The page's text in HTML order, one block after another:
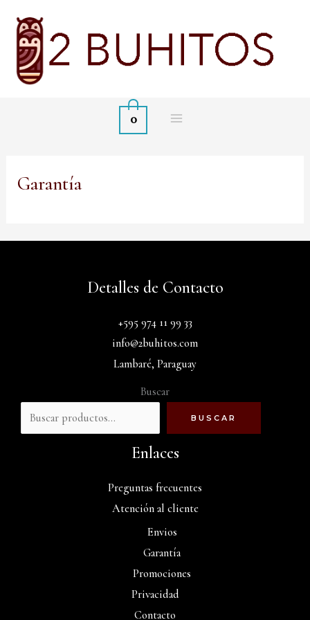
contenido
0
Garantía
Detalles de Contacto
+595 974 11 99 33
info@2buhitos.com
Lambaré, Paraguay
Buscar
BUSCAR
Enlaces
Preguntas frecuentes
Atención al cliente
Envios
Garantía
Promociones
Privacidad
Contacto